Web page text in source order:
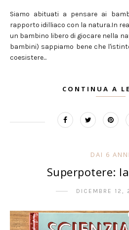
Siamo abituati a pensare ai
rapporto idilliaco con la natura.In
un bambino libero di giocare nella
bambini) sappiamo bene che
coesistere...
CONTINUA A
DAI 6 ANNI
Superpotere:
DICEMBRE 12,